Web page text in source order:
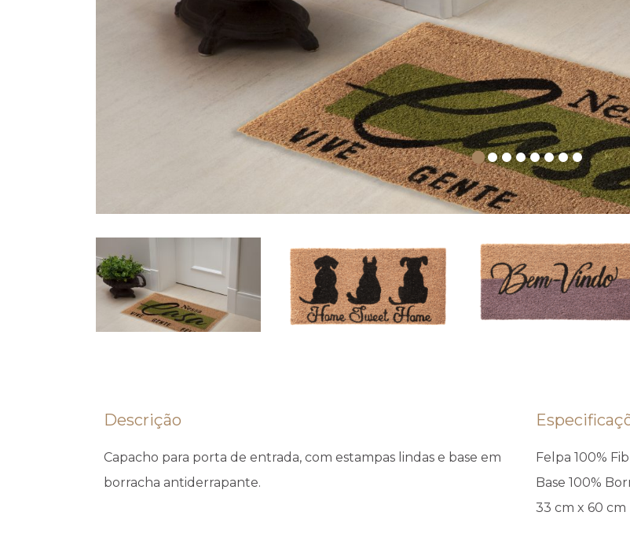
Descrição
Capacho para porta de entrada, com estampas lindas e base em
borracha antiderrapante.
Felpa 100%
Base 100%
33 cm x 60 cm